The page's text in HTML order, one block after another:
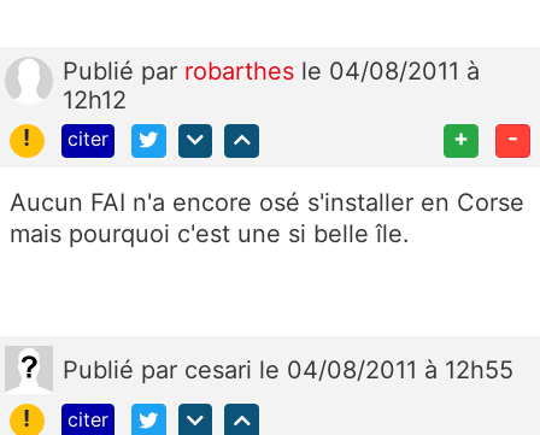
Publié par robarthes le 04/08/2011 à
12h12
!
citer + -
Aucun FAI n'a encore osé s'installer en Corse
mais pourquoi c'est une si belle île.
Publié par cesari le 04/08/2011 à 12h55
!
citer